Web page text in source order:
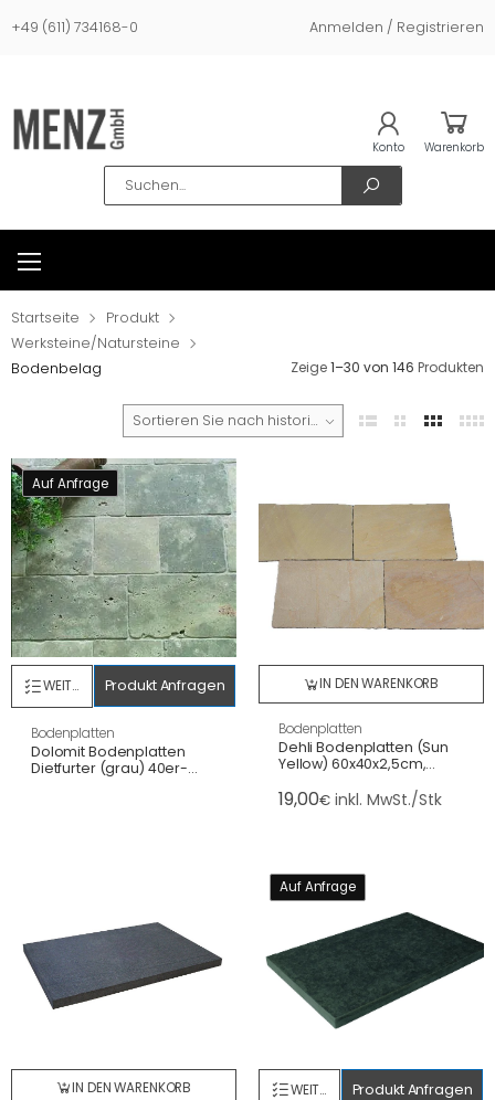
+49 (611) 734168-0 Anmelden / Registrieren
Search
Konto Warenkorb
Startseite
Produkt
Werksteine/Natursteine
Bodenbelag
Zeige1–30 von 146 Produkten
Sortieren Sie nach historischen Verkäufen
Auf Anfrage
WEITERLESEN Produkt Anfragen
Bodenplatten
Dolomit Bodenplatten
Dietfurter (grau) 40er-
IN DEN WARENKORB
Bodenplatten
Dehli Bodenplatten (Sun
Yellow) 60x40x2,5cm,
19,00€ inkl. MwSt./Stk
IN DEN WARENKORB
Auf Anfrage
WEITERLESEN Produkt Anfragen